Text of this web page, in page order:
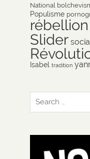
National
Populisme
rébellion
Slider
Isabel tradition